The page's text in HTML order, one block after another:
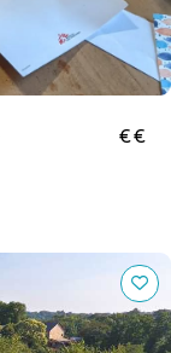
€€
vibrer avec